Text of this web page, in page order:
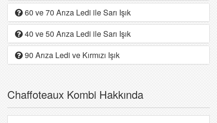
60 ve 70 Arıza Ledi ile Sarı Işık
40 ve 50 Arıza Ledi ile Sarı Işık
90 Arıza Ledi ve Kırmızı Işık
Chaffoteaux Kombi Hakkında